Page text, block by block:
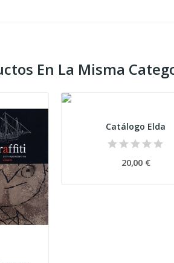
En La Misma
Catálogo Elda
20,00 €